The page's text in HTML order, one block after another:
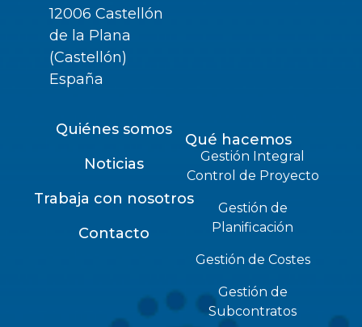
12006 Castellón
de la Plana
(Castellón)
España
Quiénes somos
Noticias
Trabaja con nosotros
Contacto
Qué hacemos
Gestión Integral
Control de Proyecto
Gestión de
Planificación
Gestión de Costes
Gestión de
Subcontratos